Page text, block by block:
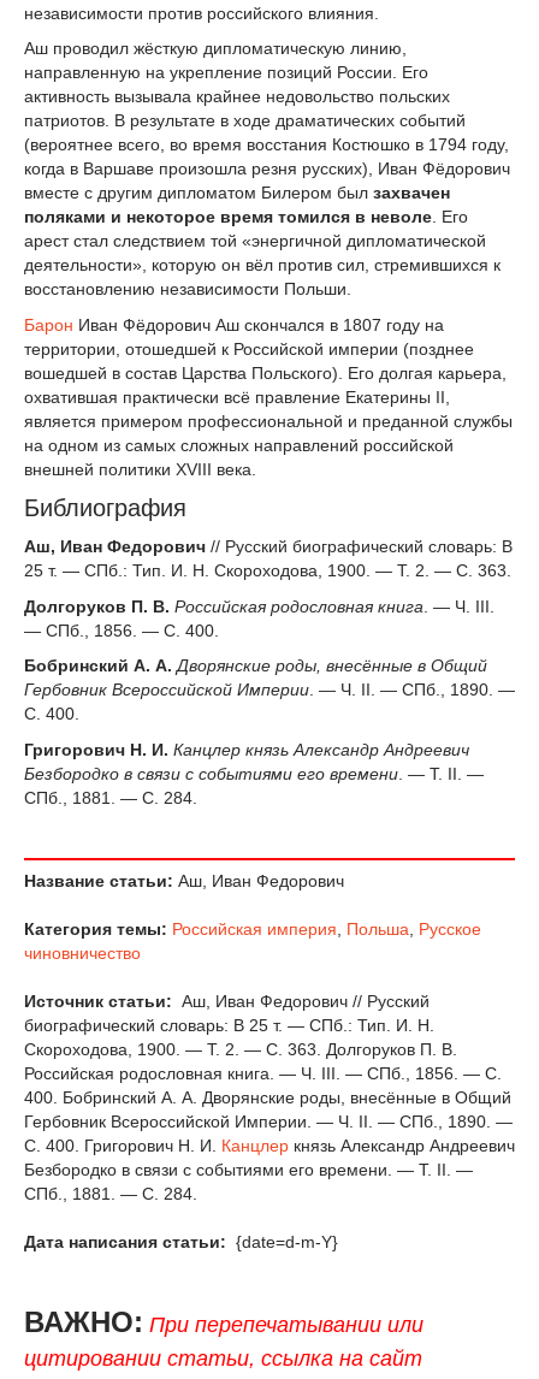
независимости против российского влияния.
Аш проводил жёсткую дипломатическую линию,
направленную на укрепление позиций России. Его
активность вызывала крайнее недовольство польских
патриотов. В результате в ходе драматических событий
(вероятнее всего, во время восстания Костюшко в 1794 году,
когда в Варшаве произошла резня русских), Иван Фёдорович
вместе с другим дипломатом Билером был захвачен
поляками и некоторое время томился в неволе. Его
арест стал следствием той «энергичной дипломатической
деятельности», которую он вёл против сил, стремившихся к
восстановлению независимости Польши.
Барон Иван Фёдорович Аш скончался в 1807 году на
территории, отошедшей к Российской империи (позднее
вошедшей в состав Царства Польского). Его долгая карьера,
охватившая практически всё правление Екатерины II,
является примером профессиональной и преданной службы
на одном из самых сложных направлений российской
внешней политики XVIII века.
Библиография
Аш, Иван Федорович // Русский биографический словарь: В
25 т. — СПб.: Тип. И. Н. Скороходова, 1900. — Т. 2. — С. 363.
Долгоруков П. В. Российская родословная книга . — Ч. III.
— СПб., 1856. — С. 400.
Бобринский А. А. Дворянские роды, внесённые в Общий
Гербовник Всероссийской Империи. — Ч. II. — СПб., 1890. —
С. 400.
Григорович Н. И. Канцлер князь Александр Андреевич
Безбородко в связи с событиями его времени . — Т. II. —
СПб., 1881. — С. 284.
Название статьи: Аш, Иван Федорович
Категория темы: Российская империя Польша
Русское
чиновничество
Источник статьи: Аш, Иван Федорович // Русский
биографический словарь: В 25 т. — СПб.: Тип. И. Н.
Скороходова, 1900. — Т. 2. — С. 363. Долгоруков П. В.
Российская родословная книга. — Ч. III. — СПб., 1856. — С.
400. Бобринский А. А. Дворянские роды, внесённые в Общий
Гербовник Всероссийской Империи. — Ч. II. — СПб., 1890. —
С. 400. Григорович Н. И. Канцлер князь Александр Андреевич
Безбородко в связи с событиями его времени. — Т. II. —
СПб., 1881. — С. 284.
Дата написания статьи: {date=d-m-Y}
ВАЖНО: При перепечатывании или
цитировании статьи, ссылка на сайт